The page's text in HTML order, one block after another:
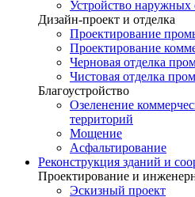
Устройство наружных
Дизайн-проект и отделка
Проектирование
Проектирование
Черновая отделка
Чистовая отделка
Благоустройство
Озеленение
территорий
Мощение
Асфальтирование
Реконструкция зданий и
Проектирование и
Эскизный проект